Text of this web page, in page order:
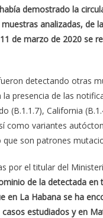
demostrado la
analizadas, de
de marzo de 2020 se
detectando otras
la presencia de las
(B.1.1.7), California
como variantes
son patrones
por el titular del
de la detectada en
en La Habana se ha
estudiados y en